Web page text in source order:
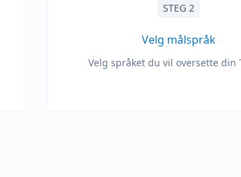
STEG 2
Velg målspråk
Velg språket du vil oversette din